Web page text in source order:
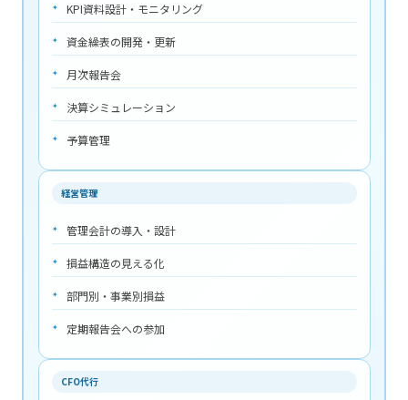
KPI資料設計・モニタリング
資金繰表の開発・更新
月次報告会
決算シミュレーション
予算管理
経営管理
管理会計の導入・設計
損益構造の見える化
部門別・事業別損益
定期報告会への参加
CFO代行